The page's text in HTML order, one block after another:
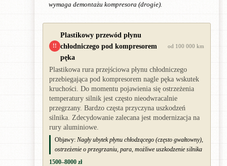
wymaga demontażu kompresora (drogie).
!!
Plastikowy przewód płynu
chłodniczego pod kompresorem
pęka
od 100 000 km
Plastikowa rura przejściowa płynu chłodniczego
przebiegająca pod kompresorem nagle pęka wskutek
kruchości. Do momentu pojawienia się ostrzeżenia
temperatury silnik jest często nieodwracalnie
przegrzany. Bardzo częsta przyczyna uszkodzeń
silnika. Zdecydowanie zalecana jest modernizacja na
rury aluminiowe.
Objawy: Nagły ubytek płynu chłodzącego (często gwałtowny),
ostrzeżenie o przegrzaniu, para, możliwe uszkodzenie silnika
1500–8000 zł